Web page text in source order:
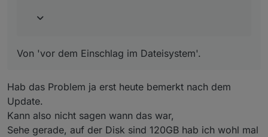
Von 'vor dem Einschlag im Dateisystem'.
Hab das Problem ja erst heute bemerkt nach dem
Update.
Kann also nicht sagen wann das war,
Sehe gerade, auf der Disk sind 120GB hab ich wohl mal